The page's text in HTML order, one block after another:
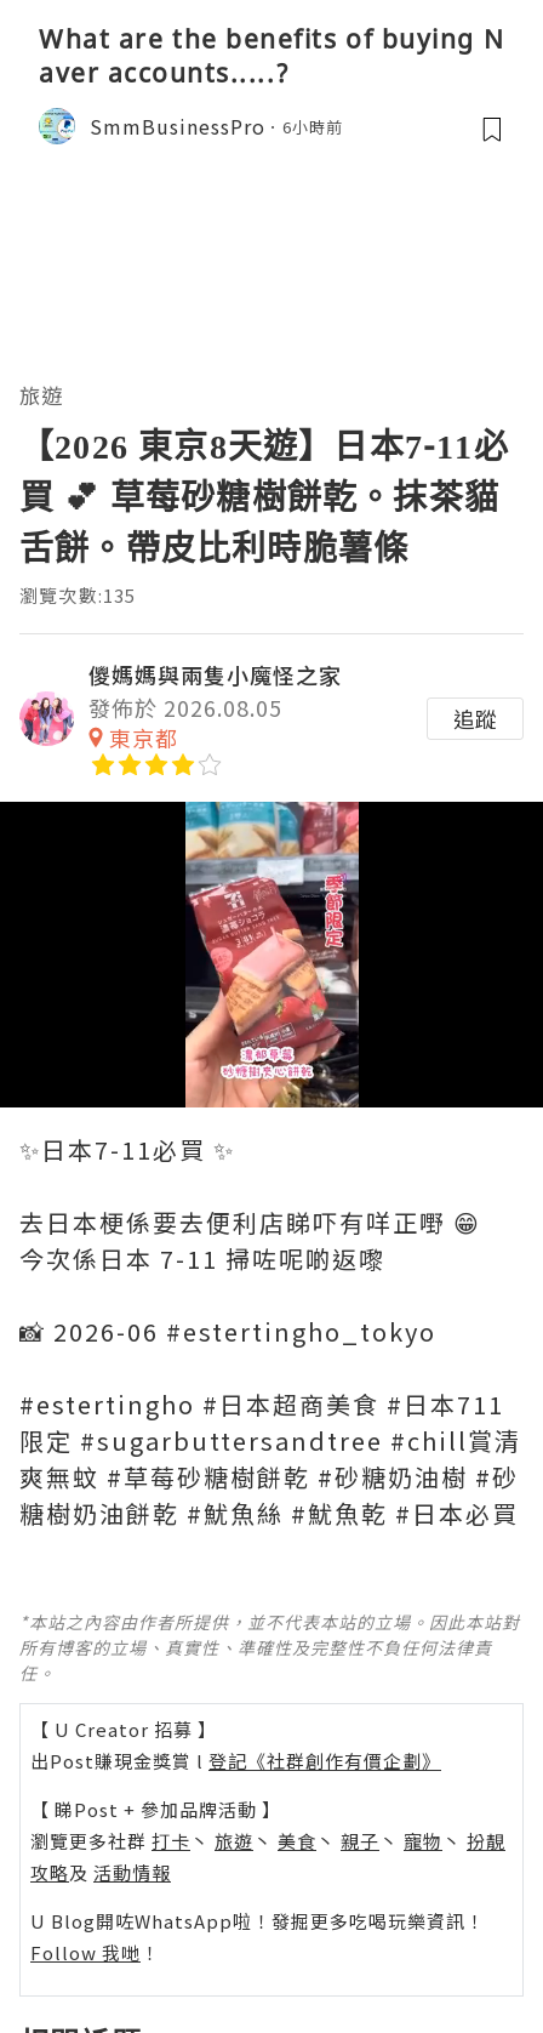
What are the benefits of buying N
aver accounts.....?
SmmBusinessPro 6小時前
旅遊
【2026 東京8天遊】日本7-11必
買 💕 草莓砂糖樹餅乾。抹茶貓
舌餅。帶皮比利時脆薯條
瀏覽次數:135
儍媽媽與兩隻小魔怪之家
發佈於 2026.08.05
東京都
追蹤
Loaded:
100.00%
✨日本7-11必買 ✨
去日本梗係要去便利店睇吓有咩正嘢 😁
今次係日本 7-11 掃咗呢啲返嚟
📸 2026-06 #estertingho_tokyo
#estertingho #日本超商美食 #日本711
限定 #sugarbuttersandtree #chill賞清
爽無蚊 #草莓砂糖樹餅乾 #砂糖奶油樹 #砂
糖樹奶油餅乾 #魷魚絲 #魷魚乾 #日本必買
*本站之內容由作者所提供，並不代表本站的立場。因此本站對
所有博客的立場、真實性、準確性及完整性不負任何法律責
任。
【 U Creator 招募 】
出Post賺現金獎賞 l 登記《社群創作有價企劃》
【 睇Post + 參加品牌活動 】
瀏覽更多社群 打卡 丶 旅遊 丶 美食 丶 親子 丶 寵物 丶 扮靚
攻略及 活動情報
U Blog開咗WhatsApp啦！發掘更多吃喝玩樂資訊！
Follow 我哋 ！